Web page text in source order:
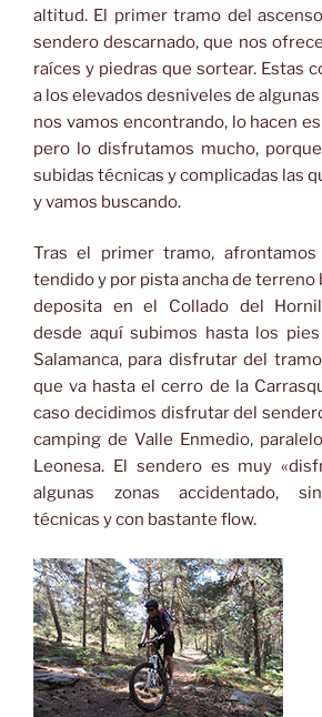
altitud. El primer tramo del
sendero descarnado, que nos
raíces y piedras que sortear. Estas
a los elevados desniveles de
nos vamos encontrando, lo hacen
pero lo disfrutamos mucho,
subidas técnicas y complicadas las
y vamos buscando.
Tras el primer tramo,
tendido y por pista ancha de terreno
deposita en el Collado del
desde aquí subimos hasta los
Salamanca, para disfrutar del
que va hasta el cerro de la
caso decidimos disfrutar del
camping de Valle Enmedio,
Leonesa. El sendero es muy
algunas zonas accidentado,
técnicas y con bastante flow.